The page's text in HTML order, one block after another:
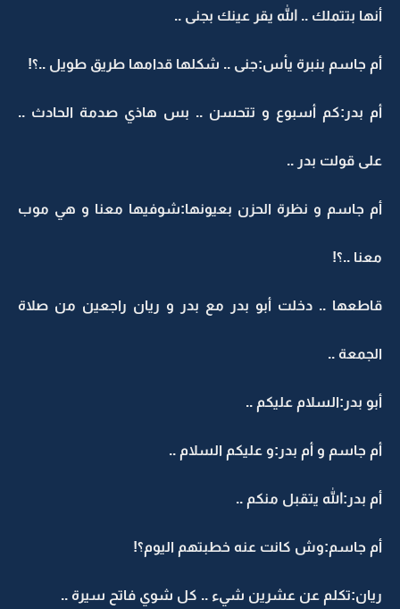
أنها بتتملك .. الله يقر عينك بجنى ..
أم جاسم بنبرة يأس:جنى .. شكلها قدامها طريق طويل ..؟!
أم بدر:كم أسبوع و تتحسن .. بس هاذي صدمة الحادث ..
على قولت بدر ..
أم جاسم و نظرة الحزن بعيونها:شوفيها معنا و هي موب
معنا ..؟!
قاطعها .. دخلت أبو بدر مع بدر و ريان راجعين من صلاة
الجمعة ..
أبو بدر:السلام عليكم ..
أم جاسم و أم بدر:و عليكم السلام ..
أم بدر:الله يتقبل منكم ..
أم جاسم:وش كانت عنه خطبتهم اليوم؟!
ريان:تكلم عن عشرين شيء .. كل شوي فاتح سيرة ..